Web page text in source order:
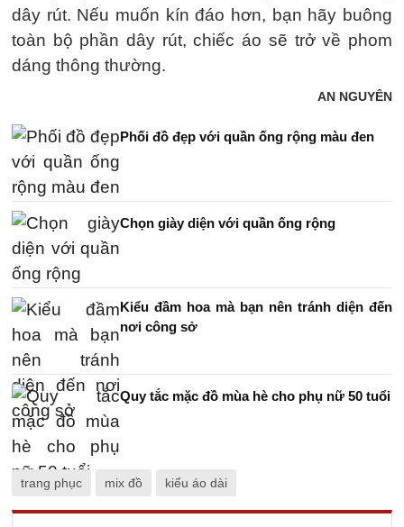
dây rút. Nếu muốn kín đáo hơn, bạn hãy buông
toàn bộ phần dây rút, chiếc áo sẽ trở về phom
dáng thông thường.
AN NGUYÊN
Phối đồ đẹp với quần ống rộng màu đen
Chọn giày diện với quần ống rộng
Kiểu đầm hoa mà bạn nên tránh diện đến
nơi công sở
Quy tắc mặc đồ mùa hè cho phụ nữ 50 tuổi
trang phục mix đồ kiểu áo dài